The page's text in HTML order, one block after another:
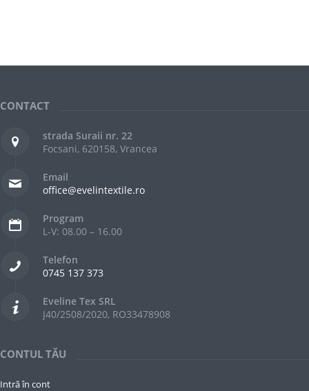
CONTACT
strada Suraii nr. 22
Focsani, 620158, Vrancea
Email
office@evelintextile.ro
Program
L-V: 08.00 – 16.00
Telefon
0745 137 373
Eveline Tex SRL
J40/2508/2020, RO33478908
CONTUL TĂU
Intră în cont